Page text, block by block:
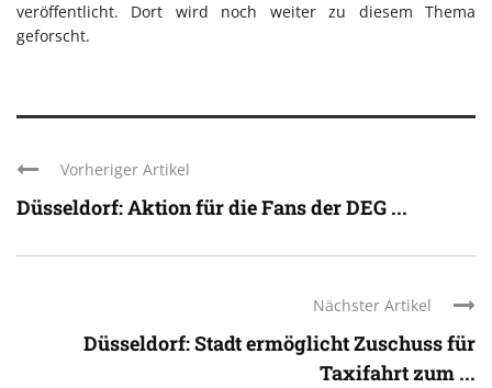
veröffentlicht. Dort wird noch weiter zu diesem Thema
geforscht.
Vorheriger Artikel
Düsseldorf: Aktion für die Fans der DEG ...
Nächster Artikel
Düsseldorf: Stadt ermöglicht Zuschuss für
Taxifahrt zum ...